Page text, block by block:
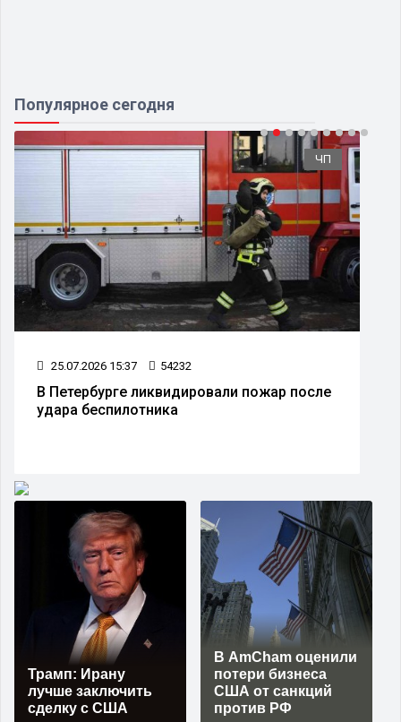
Популярное сегодня
ЧП
25.07.2026 15:37 54232
В Петербурге ликвидировали пожар после
удара беспилотника
Трамп: Ирану
лучше заключить
сделку с США
В AmCham оценили
потери бизнеса
США от санкций
против РФ